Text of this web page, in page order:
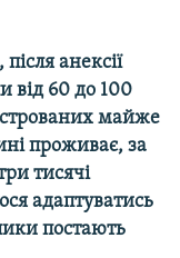
анексії
від 60 до 100
майже
проживає, за
тисячі
адаптуватись
постають